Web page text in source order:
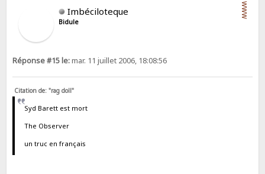
Imbéciloteque
Bidule
WWW
Réponse #15 le:mar. 11 juillet 2006, 18:08:56
Citation de: "rag doll"
Syd Barett est mort
The Observer
un truc en français